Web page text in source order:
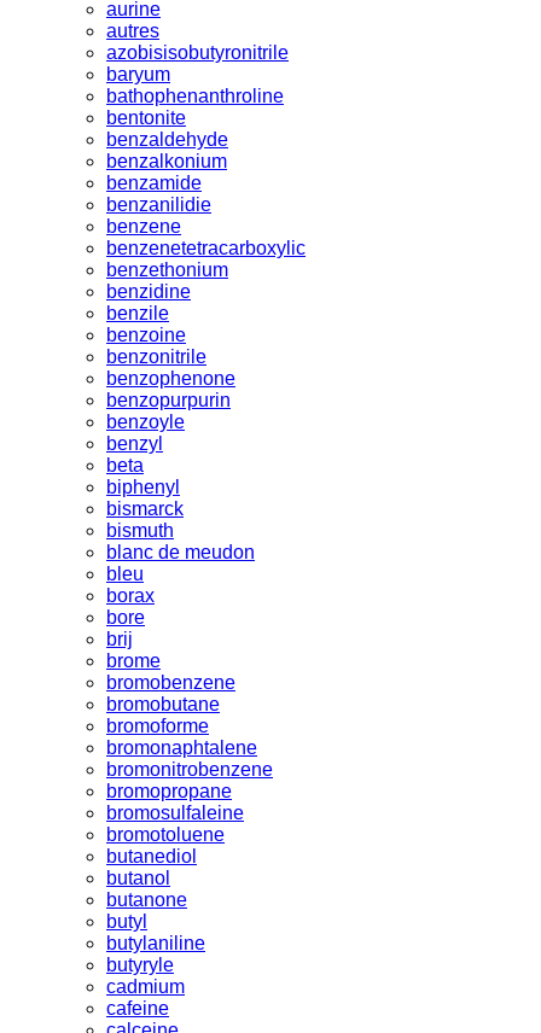
aurine
autres
azobisisobutyronitrile
baryum
bathophenanthroline
bentonite
benzaldehyde
benzalkonium
benzamide
benzanilidie
benzene
benzenetetracarboxylic
benzethonium
benzidine
benzile
benzoine
benzonitrile
benzophenone
benzopurpurin
benzoyle
benzyl
beta
biphenyl
bismarck
bismuth
blanc de meudon
bleu
borax
bore
brij
brome
bromobenzene
bromobutane
bromoforme
bromonaphtalene
bromonitrobenzene
bromopropane
bromosulfaleine
bromotoluene
butanediol
butanol
butanone
butyl
butylaniline
butyryle
cadmium
cafeine